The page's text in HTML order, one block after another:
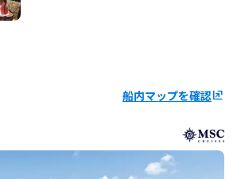
船内マップを確認ungroup